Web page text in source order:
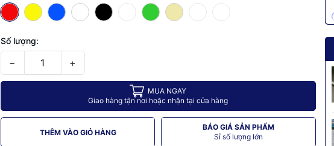
Số lượng:
− +
MUA NGAY
Giao hàng tận nơi hoặc nhận tại cửa hàng
THÊM VÀO GIỎ HÀNG
BÁO GIÁ SẢN PHẨM
Sỉ số lượng lớn